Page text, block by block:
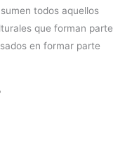
todos aquellos
que forman parte
en formar parte